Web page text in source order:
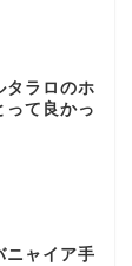
タラロのホ
て良かっ
ニャイア手